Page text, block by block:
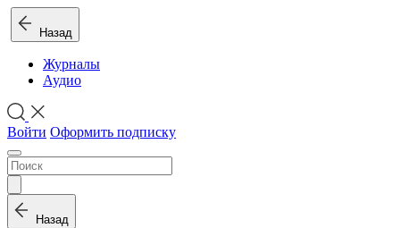
Назад
Журналы
Аудио
Войти Оформить подписку
Назад